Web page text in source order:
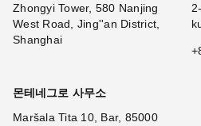
Zhongyi Tower, 580 Nanjing
West Road, Jing''an District,
Shanghai
몬테네그로 사무소
Maršala Tita 10, Bar, 85000